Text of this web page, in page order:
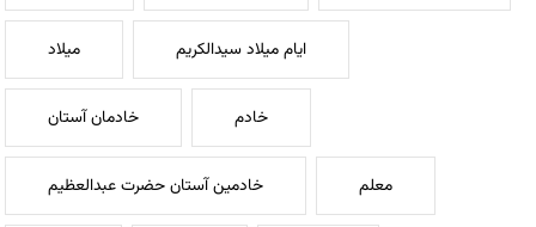
میلاد ایام میلاد سیدالکریم
خادمان آستان خادم
خادمین آستان حضرت عبدالعظیم معلم